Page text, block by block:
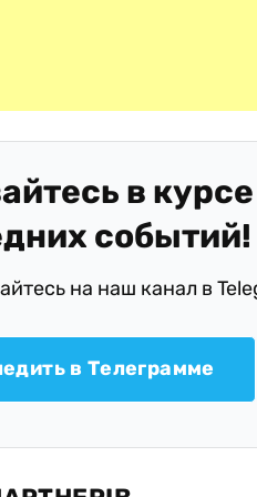
в курсе
событий!
на наш канал в
в Телеграмме